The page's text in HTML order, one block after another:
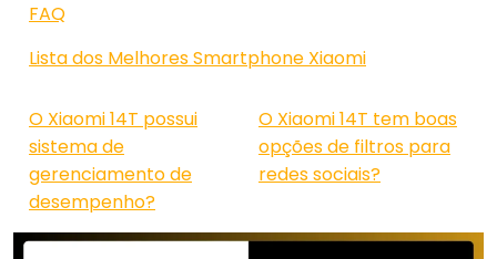
FAQ
Lista dos Melhores Smartphone Xiaomi
O Xiaomi 14T possui
sistema de
gerenciamento de
desempenho?
O Xiaomi 14T tem boas
opções de filtros para
redes sociais?